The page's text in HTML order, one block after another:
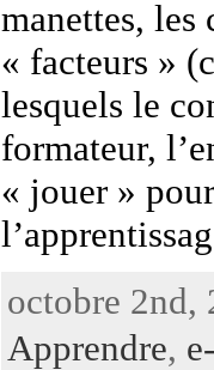
manettes, les
« facteurs »
lesquels le
formateur,
« jouer »
octobre 2nd,
Apprendre,